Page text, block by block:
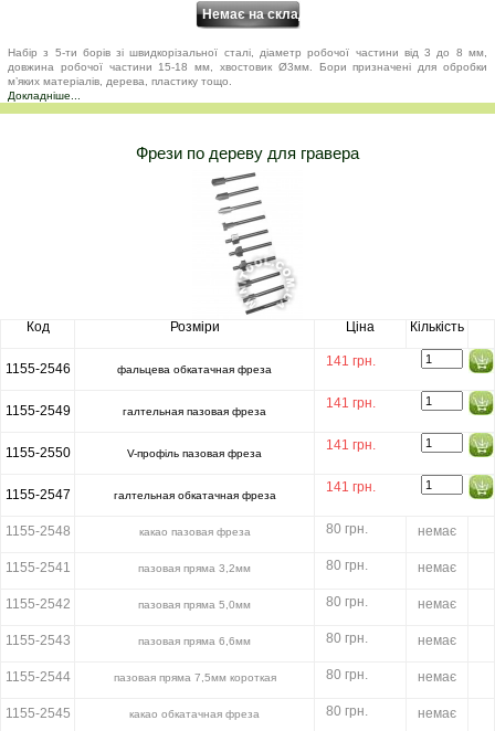
Набір з 5-ти борів зі швидкорізальної сталі, діаметр робочої частини від 3 до 8 мм,
довжина робочої частини 15-18 мм, хвостовик Ø3мм. Бори призначені для обробки
м’яких матеріалів, дерева, пластику тощо.
Докладніше...
Фрези по дереву для гравера
Код Розміри Ціна Кількість
1155-2546 фальцева обкатачная фреза
141 грн.
1155-2549 галтельная пазовая фреза
141 грн.
1155-2550 V-профіль пазовая фреза
141 грн.
1155-2547 галтельная обкатачная фреза
141 грн.
1155-2548 какао пазовая фреза 80 грн. немає
1155-2541 пазовая пряма 3,2мм 80 грн. немає
1155-2542 пазовая пряма 5,0мм 80 грн. немає
1155-2543 пазовая пряма 6,6мм 80 грн. немає
1155-2544 пазовая пряма 7,5мм короткая 80 грн. немає
1155-2545 какао обкатачная фреза 80 грн. немає